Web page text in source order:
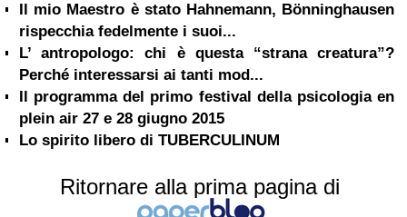
Il mio Maestro è stato Hahnemann, Bönninghausen
rispecchia fedelmente i suoi...
L’ antropologo: chi è questa “strana creatura”?
Perché interessarsi ai tanti mod...
Il programma del primo festival della psicologia en
plein air 27 e 28 giugno 2015
Lo spirito libero di TUBERCULINUM
Ritornare alla prima pagina di